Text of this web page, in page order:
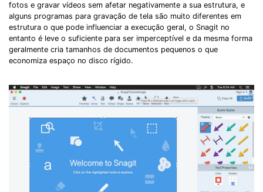
fotos e gravar vídeos sem afetar negativamente a sua estrutura, e
alguns programas para gravação de tela são muito diferentes em
estrutura o que pode influenciar a execução geral, o Snagit no
entanto é leve o suficiente para ser imperceptível e da mesma forma
geralmente cria tamanhos de documentos pequenos o que
economiza espaço no disco rígido.